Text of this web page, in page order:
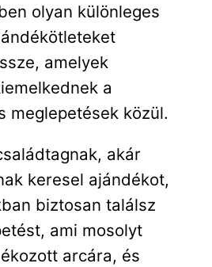
olyan különleges
amelyek
a
meglepetések közül.
akár
keresel ajándékot,
biztosan találsz
ami mosolyt
arcára, és